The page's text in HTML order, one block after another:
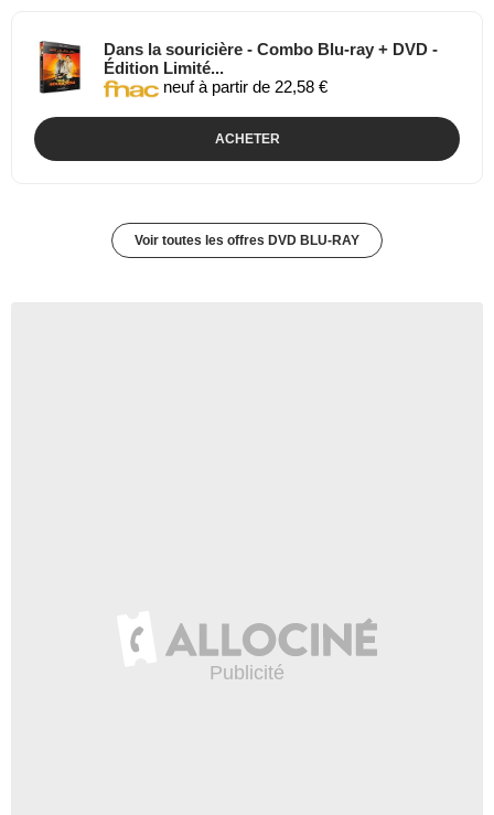
Dans la souricière - Combo Blu-ray + DVD -
Édition Limité...
neuf à partir de 22,58 €
ACHETER
Voir toutes les offres DVD BLU-RAY